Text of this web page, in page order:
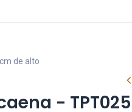
de alto
-